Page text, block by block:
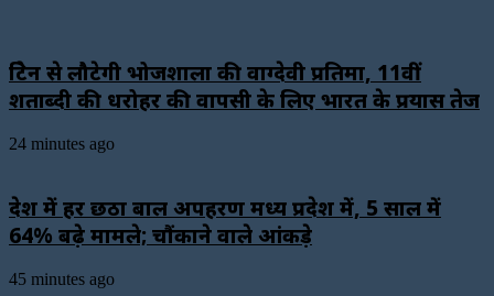
ब्रिटेन से लौटेगी भोजशाला की वाग्देवी प्रतिमा, 11वीं
शताब्दी की धरोहर की वापसी के लिए भारत के प्रयास तेज
24 minutes ago
देश में हर छठा बाल अपहरण मध्य प्रदेश में, 5 साल में
64% बढ़े मामले; चौंकाने वाले आंकड़े
45 minutes ago